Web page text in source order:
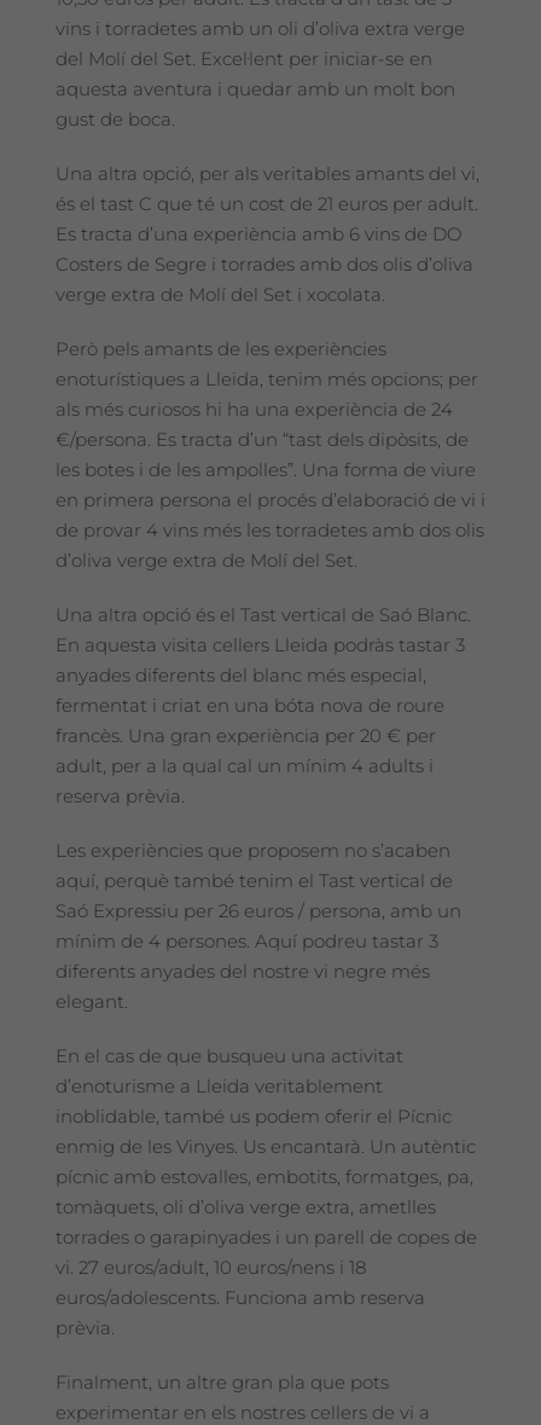
vins i torradetes amb un oli d’oliva extra verge
del Molí del Set. Excel·lent per iniciar-se en
aquesta aventura i quedar amb un molt bon
gust de boca.
Una altra opció, per als veritables amants del vi,
és el tast C que té un cost de 21 euros per adult.
Es tracta d’una experiència amb 6 vins de DO
Costers de Segre i torrades amb dos olis d’oliva
verge extra de Molí del Set i xocolata.
Però pels amants de les experiències
enoturístiques a Lleida, tenim més opcions; per
als més curiosos hi ha una experiència de 24
€/persona. Es tracta d’un “tast dels dipòsits, de
les botes i de les ampolles”. Una forma de viure
en primera persona el procés d’elaboració de vi i
de provar 4 vins més les torradetes amb dos olis
d’oliva verge extra de Molí del Set.
Una altra opció és el Tast vertical de Saó Blanc.
En aquesta visita cellers Lleida podràs tastar 3
anyades diferents del blanc més especial,
fermentat i criat en una bóta nova de roure
francès. Una gran experiència per 20 € per
adult, per a la qual cal un mínim 4 adults i
reserva prèvia.
Les experiències que proposem no s’acaben
aquí, perquè també tenim el Tast vertical de
Saó Expressiu per 26 euros / persona, amb un
mínim de 4 persones. Aquí podreu tastar 3
diferents anyades del nostre vi negre més
elegant.
En el cas de que busqueu una activitat
d’enoturisme a Lleida veritablement
inoblidable, també us podem oferir el Pícnic
enmig de les Vinyes. Us encantarà. Un autèntic
pícnic amb estovalles, embotits, formatges, pa,
tomàquets, oli d’oliva verge extra, ametlles
torrades o garapinyades i un parell de copes de
vi. 27 euros/adult, 10 euros/nens i 18
euros/adolescents. Funciona amb reserva
prèvia.
Finalment, un altre gran pla que pots
experimentar en els nostres cellers de vi a